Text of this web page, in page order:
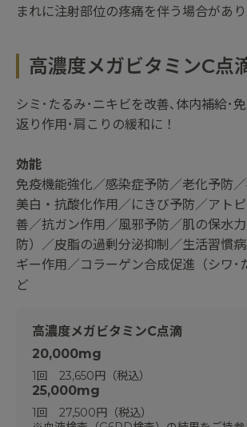
まれに注射部位の疼痛を伴う場合があり
高濃度メガビタミンC点
シミ･たるみ･ニキビを改善､体内補給･
返り作用･肩こりの緩和に！
効能
免疫機能強化／感染症予防／老化予防
美白・抗酸化作用／にきび予防／アト
善／抗ガン作用／風邪予防／肌の保水
防）／皮脂の過剰分泌抑制／生活習慣
ギー作用／コラーゲン合成促進（シワ･
ど
高濃度メガビタミンC点滴
20,000mg
1回 23,650円（税込）
25,000mg
1回 27,500円（税込）